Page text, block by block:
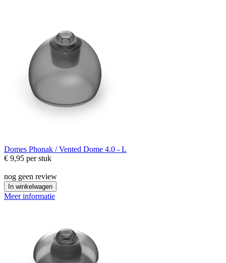
Domes Phonak / Vented Dome 4.0 - L
€ 9,95 per stuk
nog geen review
In winkelwagen
Meer informatie